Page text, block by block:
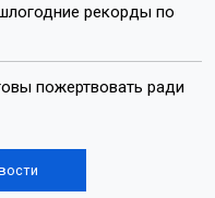
рекорды по
пожертвовать ради